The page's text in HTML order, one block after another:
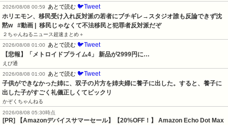
2026/08/08 00:59
あとで読む 🐦Tweet
ホリエモン、移民受け入れ反対派の若者にブチギレ→スタジオ誰も反論できず沈
黙w   #動画 |  移民じゃなくて不法移民と犯罪者反対派だぞ
２ちゃんねるニュース超速まとめ＋
2026/08/08 01:00
あとで読む 🐦Tweet
【悲報】「メトロイドプライム4」 新品が2999円に…
えび通
2026/08/08 01:00
あとで読む 🐦Tweet
子供ができなかった姉に、双子の片方を姉夫婦に養子に出した。すると、養子に
出した子がすごく礼儀正しくてビックリ
かぞくちゃんねる
2026/08/08 05:30時点
[PR] 【Amazonデバイスサマーセール】【20%OFF！】 Amazon Echo Dot Max